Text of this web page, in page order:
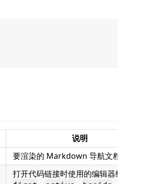
说明
要渲染的 Markdown 导航文档列表
打开代码链接时使用的编辑器组，可选